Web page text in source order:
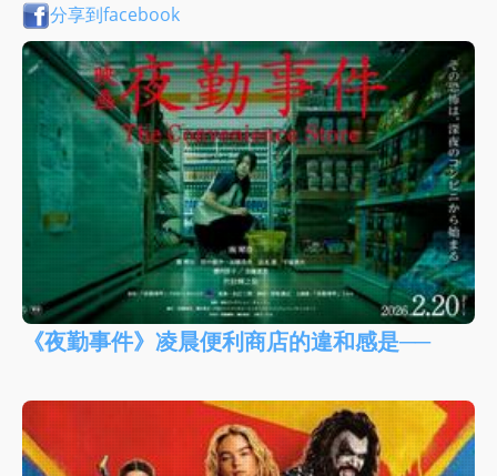
分享到facebook
《夜勤事件》凌晨便利商店的違和感是──